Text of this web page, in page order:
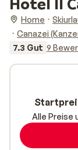
Home
Canazei
7.3 Gut 9
Alle Preise